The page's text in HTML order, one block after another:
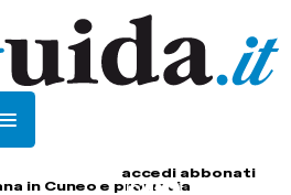
accedi abbonati
in Cuneo e provincia